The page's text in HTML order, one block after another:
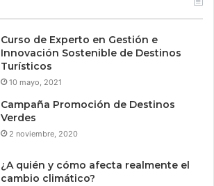
Curso de Experto en Gestión e
Innovación Sostenible de Destinos
Turísticos
10 mayo, 2021
Campaña Promoción de Destinos
Verdes
2 noviembre, 2020
¿A quién y cómo afecta realmente el
cambio climático?